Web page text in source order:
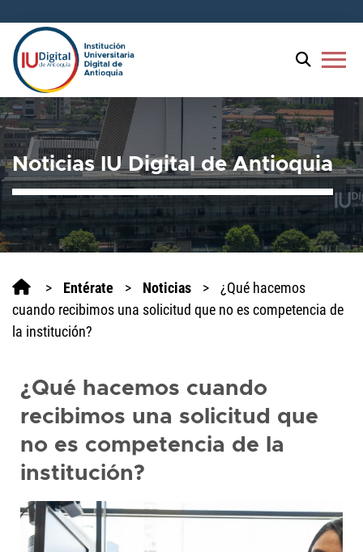
to
One
Accessibility
screen
reader.
To
start
the
All
in
Accessibility
screen
reader,
press
This
activates
reader
menu
Noticias IU Digital de Antioquia
> Entérate > Noticias >
¿Qué hacemos
cuando recibimos una solicitud que no es competencia de
la institución?
¿Qué hacemos cuando
recibimos una solicitud que
no es competencia de la
institución?